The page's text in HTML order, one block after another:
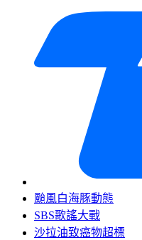
颱風白海豚動態
SBS歌謠大戰
沙拉油致癌物超標